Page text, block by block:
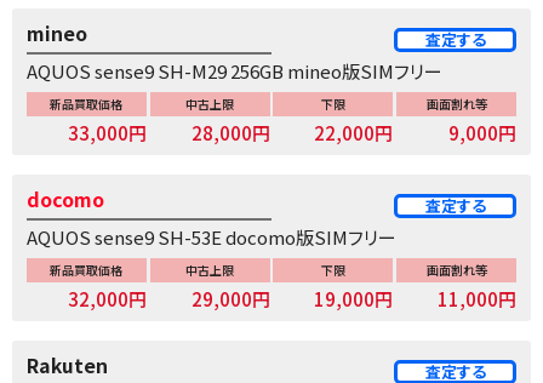
AQUOS sense9 SH-M29 256GB mineo版SIMフリー
mineo 査定する
新品買取価格
33,000円
中古上限
28,000円
下限
22,000円
画面割れ等
9,000円
AQUOS sense9 SH-53E docomo版SIMフリー
docomo 査定する
新品買取価格
32,000円
中古上限
29,000円
下限
19,000円
画面割れ等
11,000円
Rakuten 査定する